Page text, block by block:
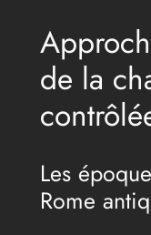
de la
Les
Rome